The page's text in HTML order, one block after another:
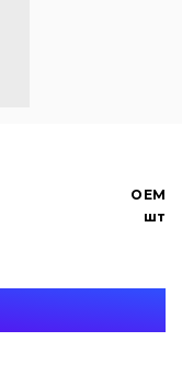
OEM
шт